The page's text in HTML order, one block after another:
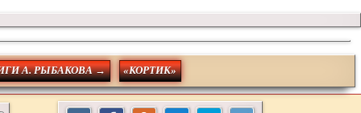
А. РЫБАКОВА → «КОРТИК»